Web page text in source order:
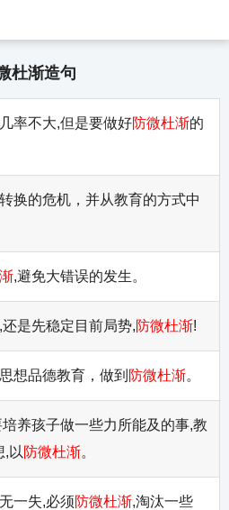
杜渐造句
率不大,但是要做好防微杜渐的
换的危机，并从教育的方式中
,避免大错误的发生。
是先稳定目前局势,防微杜渐!
想品德教育，做到 防微杜渐。
养孩子做一些力所能及的事,教
,以 防微杜渐。
一失,必须防微杜渐,淘汰一些